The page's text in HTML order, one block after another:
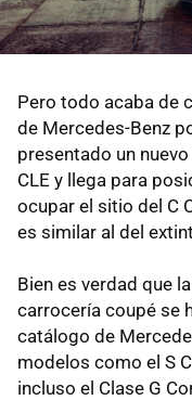
Pero todo acaba de
de Mercedes-Benz
presentado un
CLE y llega para
ocupar el sitio del C
es similar al del
Bien es verdad que
carrocería coupé se
catálogo de
modelos como el S
incluso el Clase G